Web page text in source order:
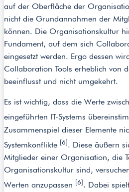
auf der Oberfläche der
nicht die Grundannahmen der
können. Die Organisationskultur
Fundament, auf dem sich
eingesetzt werden. Ergo dessen
Collaboration Tools erheblich von
beeinflusst und nicht umgekehrt.
Es ist wichtig, dass die Werte
eingeführten IT-Systems
Zusammenspiel dieser Elemente
Systemkonflikte [6]. Diese äußern
Mitglieder einer Organisation, die
Organisationskultur sind,
Werten anzupassen [6]. Dabei